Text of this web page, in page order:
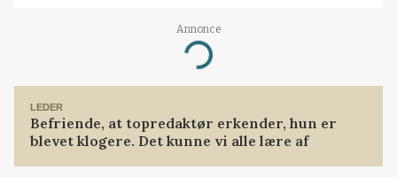
Annonce
Loading...
LEDER
Befriende, at topredaktør erkender, hun er
blevet klogere. Det kunne vi alle lære af